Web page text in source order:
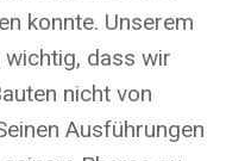
konnte. Unserem
dass wir
nicht von
Ausführungen